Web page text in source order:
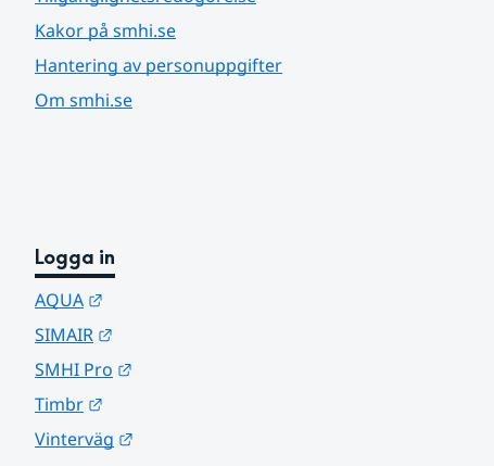
Kakor på smhi.se
Hantering av personuppgifter
Om smhi.se
Logga in
AQUA
SIMAIR
SMHI Pro
Timbr
Vinterväg